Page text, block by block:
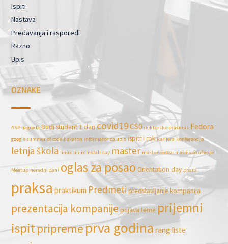
Ispiti
Nastava
Predavanja i rasporedi
Razno
Upis
OZNAKE
ASP nagrada Budi student 1 dancovid19CS0 doktorske erasmus Fedora
google summer of code hakaton informator za upis ispitni rok karijera konferencija
letnja škola linux linux install day master master radovi mašinsko učenje
Meetup neradni dani oglas za posao Orientation day pharo
praksa praktikum Predmetipredstavljanje kompanija
prezentacija kompanije prijava teme prijemni
ispitpripremeprva godina rang liste